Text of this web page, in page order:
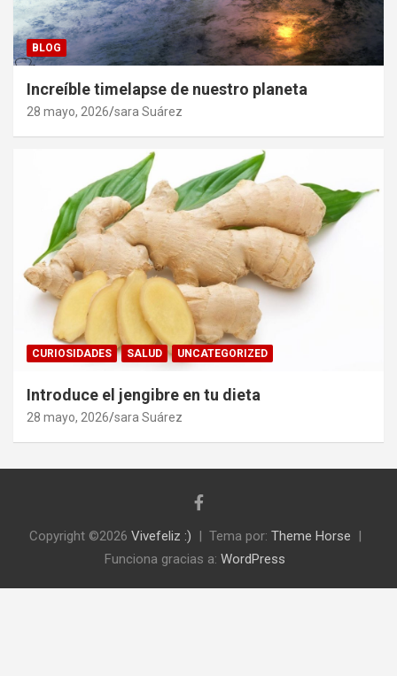
BLOG
Increíble timelapse de nuestro planeta
28 mayo, 2026 sara Suárez
CURIOSIDADES SALUD UNCATEGORIZED
Introduce el jengibre en tu dieta
28 mayo, 2026 sara Suárez
Copyright ©2026 Vivefeliz :) Tema por: Theme Horse
Funciona gracias a: WordPress